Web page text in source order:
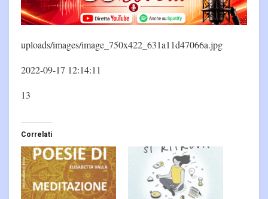
uploads/images/image_750x422_631a11d47066a.jpg
2022-09-17 12:14:11
13
Correlati